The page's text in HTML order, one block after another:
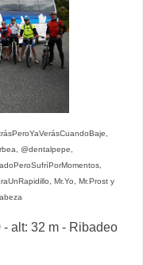
@dentalpepe,
Mr.Yo, Mr.Prost y
- alt: 32 m - Ribadeo